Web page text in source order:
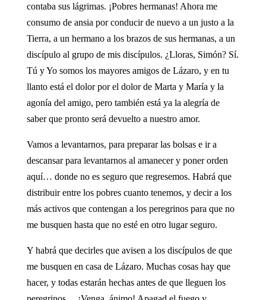
contaba sus lágrimas. ¡Pobres hermanas! Ahora me
consumo de ansia por conducir de nuevo a un justo a la
Tierra, a un hermano a los brazos de sus hermanas, a un
discípulo al grupo de mis discípulos. ¿Lloras, Simón? Sí.
Tú y Yo somos los mayores amigos de Lázaro, y en tu
llanto está el dolor por el dolor de Marta y María y la
agonía del amigo, pero también está ya la alegría de
saber que pronto será devuelto a nuestro amor.
Vamos a levantarnos, para preparar las bolsas e ir a
descansar para levantarnos al amanecer y poner orden
aquí… donde no es seguro que regresemos. Habrá que
distribuir entre los pobres cuanto tenemos, y decir a los
más activos que contengan a los peregrinos para que no
me busquen hasta que no esté en otro lugar seguro.
Y habrá que decirles que avisen a los discípulos de que
me busquen en casa de Lázaro. Muchas cosas hay que
hacer, y todas estarán hechas antes de que lleguen los